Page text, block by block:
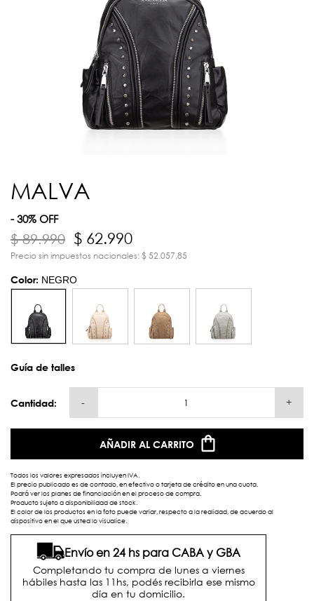
MALVA
- 30% OFF
$ 89.990 $ 62.990
Precio sin impuestos nacionales: $ 52.057,85
Color: NEGRO
Guía de talles
Cantidad: - +
AÑADIR AL CARRITO
Todos los valores expresados incluyen IVA.
El precio publicado es de contado, en efectivo o tarjeta de crédito en una cuota.
Podrá ver los planes de financiación en el proceso de compra.
Producto sujeto a disponibilidad de stock.
El color de los productos en la foto puede variar, respecto a la realidad, de acuerdo al
dispositivo en el que usted lo visualice.
Envío en 24 hs para CABA y GBA
Completando tu compra de lunes a viernes
hábiles hasta las 11hs, podés recibirla ese mismo
día en tu domicilio.